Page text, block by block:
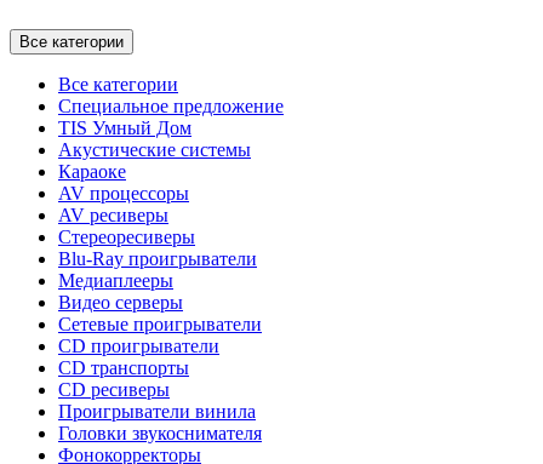
Все категории
Все категории
Специальное предложение
TIS Умный Дом
Акустические системы
Караоке
AV процессоры
AV ресиверы
Стереоресиверы
Blu-Ray проигрыватели
Медиаплееры
Видео серверы
Сетевые проигрыватели
CD проигрыватели
CD транспорты
CD ресиверы
Проигрыватели винила
Головки звукоснимателя
Фонокорректоры